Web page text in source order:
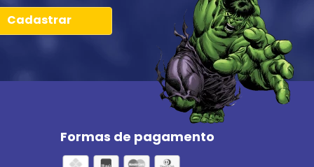
Cadastrar
Formas de pagamento